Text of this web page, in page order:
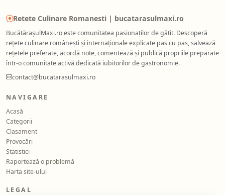
Retete Culinare Romanesti | bucatarasulmaxi.ro
BucătărașulMaxi.ro este comunitatea pasionaților de gătit. Descoperă
rețete culinare românești și internaționale explicate pas cu pas, salvează
rețetele preferate, acordă note, comentează și publică propriile preparate
într-o comunitate activă dedicată iubitorilor de gastronomie.
contact@bucatarasulmaxi.ro
NAVIGARE
Acasă
Categorii
Clasament
Provocări
Statistici
Raportează o problemă
Harta site-ului
LEGAL